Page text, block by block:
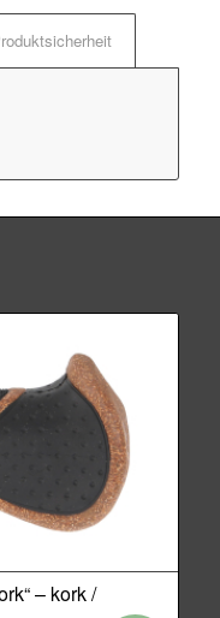
– kork /